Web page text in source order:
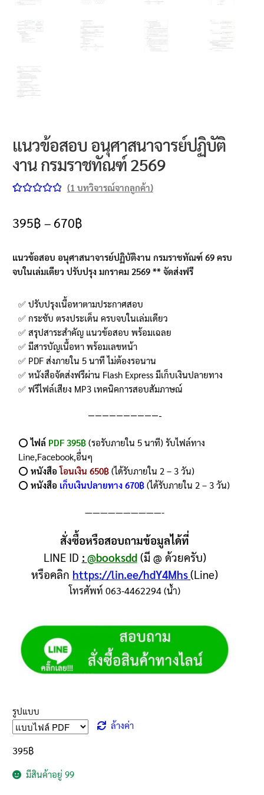
แนวข้อสอบ อนุศาสนาจารย์ปฏิบัติ
งาน กรมราชทัณฑ์ 2569
คะแนนเต็ม
คะแนนของ
ลูกค้า
(1 บทวิจารณ์จากลูกค้า)
395฿ – 670฿
แนวข้อสอบ อนุศาสนาจารย์ปฏิบัติงาน กรมราชทัณฑ์ 69ครบ
จบในเล่มเดียว ปรับปรุง มกราคม 2569 ** จัดส่งฟรี
✅ ปรับปรุงเนื้อหาตามประกาศสอบ
✅ กระชับ ตรงประเด็น ครบจบในเล่มเดียว
✅ สรุปสาระสำคัญ แนวข้อสอบ พร้อมเฉลย
✅ มีสารบัญเนื้อหา พร้อมเลขหน้า
✅ PDF ส่งภายใน 5 นาที ไม่ต้องรอนาน
✅ หนังสือจัดส่งฟรีผ่าน Flash Express มีเก็บเงินปลายทาง
✅ ฟรีไฟล์เสียง MP3 เทคนิคการสอบสัมภาษณ์
——————————-
⭕️ไฟล์ PDF 395฿ (รอรับภายใน 5 นาที) รับไฟล์ทาง
Line,Facebook,อื่นๆ
⭕️หนังสือโอนเงิน 650฿ (ได้รับภายใน 2 – 3 วัน)
⭕️หนังสือ เก็บเงินปลายทาง 670฿ (ได้รับภายใน 2 – 3 วัน)
——————————-
สั่งซื้อหรือสอบถามข้อมูลได้ที่
LINE ID : @booksdd(มี @ ด้วยครับ)
หรือคลิก https://lin.ee/hdY4Mhs(Line)
โทรศัพท์ 063-4462294 (น้ำ)
รูปแบบ
ล้างค่า
395฿
มีสินค้าอยู่ 99